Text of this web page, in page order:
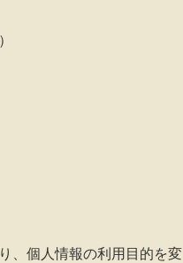
、個人情報の利用目的を変